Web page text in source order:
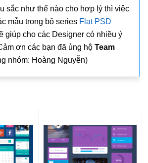
sắc như thế nào cho hơp lý thì việc
mẫu trong bộ series Flat PSD
giúp cho các Designer có nhiều ý
ơn các bạn đã ủng hộ Team
nhóm: Hoàng Nguyễn)